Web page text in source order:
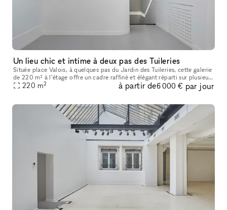
Un lieu chic et intime à deux pas des Tuileries
Située place Valois, à quelques pas du Jardin des Tuileries, cette galerie
de 220 m² à l’étage offre un cadre raffiné et élégant réparti sur plusieurs
pièces. Parfaitement adaptée pour des pop-up sto
220 m2 à partir de6 000 € par jour